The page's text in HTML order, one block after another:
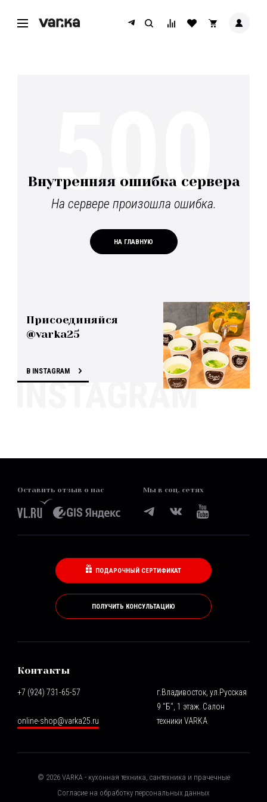
Внутренняя ошибка сервера
На сервере произошла ошибка.
НА ГЛАВНУЮ
500
Присоединяйся
@varka25
В INSTAGRAM
Оставить отзыв о нас Мы в соц. сетях
ПОДАРОЧНЫЙ СЕРТИФИКАТ
ПОЛУЧИТЬ КОНСУЛЬТАЦИЮ
Контакты
+7 (924) 731-65-57
online-shop@varka25.ru
г.Владивосток, ул.Русская
9 "Б", 1 этаж. Салон
техники VARKA
© 2026VARKA - кухонная техника, сантехника и прачечные
Согласие на обработку персональных данных